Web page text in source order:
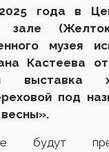
года
в
зале
музея
Кастеева
выставка
под
весны».
будут